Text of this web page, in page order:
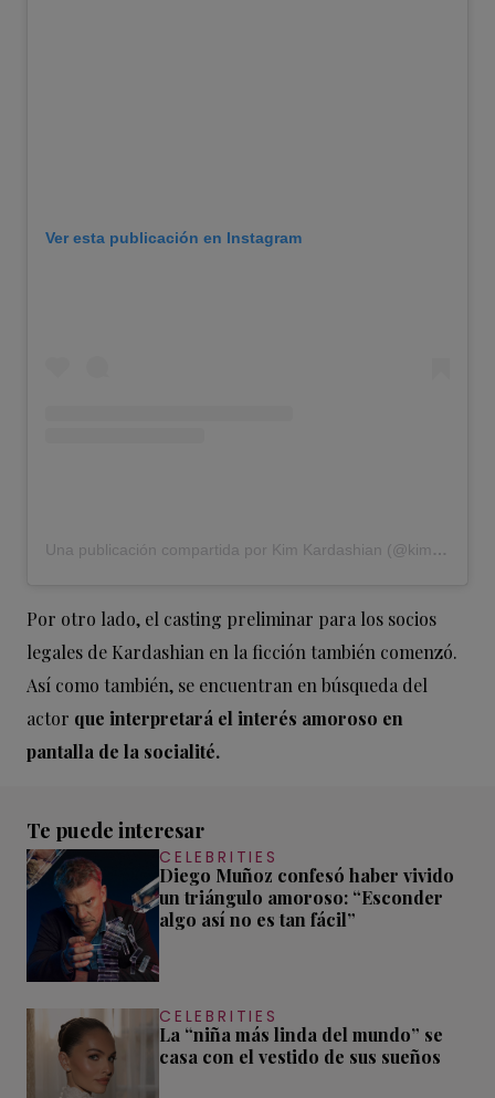
Ver esta publicación en Instagram
Una publicación compartida por Kim Kardashian (@kimkardashian)
Por otro lado, el casting preliminar para los socios
legales de Kardashian en la ficción también comenzó.
Así como también, se encuentran en búsqueda del
actor que interpretará el interés amoroso en
pantalla de la socialité.
Te puede interesar
CELEBRITIES
Diego Muñoz confesó haber vivido
un triángulo amoroso: “Esconder
algo así no es tan fácil”
CELEBRITIES
La “niña más linda del mundo” se
casa con el vestido de sus sueños